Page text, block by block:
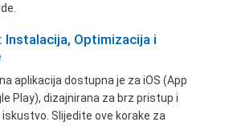
Instalacija, Optimizacija i
aplikacija dostupna je za iOS (App
Play), dizajnirana za brz pristup i
Slijedite ove korake za